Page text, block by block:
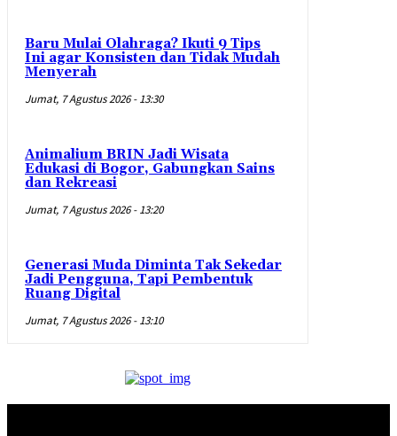
Baru Mulai Olahraga? Ikuti 9 Tips
Ini agar Konsisten dan Tidak Mudah
Menyerah
Jumat, 7 Agustus 2026 - 13:30
Animalium BRIN Jadi Wisata
Edukasi di Bogor, Gabungkan Sains
dan Rekreasi
Jumat, 7 Agustus 2026 - 13:20
Generasi Muda Diminta Tak Sekedar
Jadi Pengguna, Tapi Pembentuk
Ruang Digital
Jumat, 7 Agustus 2026 - 13:10